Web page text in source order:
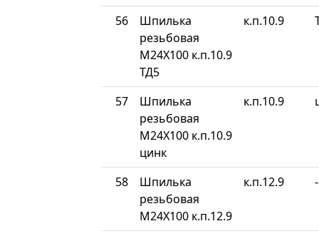
56
Шпилька
резьбовая
М24Х100 к.п.10.9
ТД5
к.п.10.9
57
Шпилька
резьбовая
М24Х100 к.п.10.9
цинк
к.п.10.9
58
Шпилька
резьбовая
М24Х100 к.п.12.9
к.п.12.9 -